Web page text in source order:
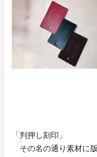
「判押し刻印」
その名の通り素材に